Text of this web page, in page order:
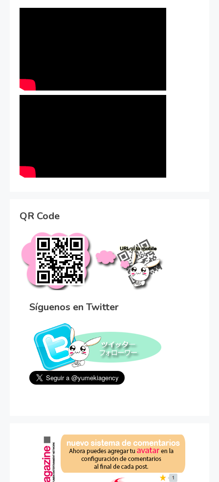
QR Code
Síguenos en Twitter